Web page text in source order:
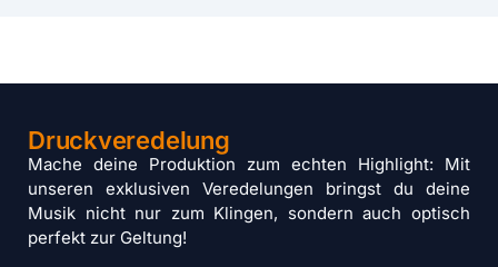
Druckveredelung
Mache deine Produktion zum echten Highlight: Mit
unseren exklusiven Veredelungen bringst du deine
Musik nicht nur zum Klingen, sondern auch optisch
perfekt zur Geltung!